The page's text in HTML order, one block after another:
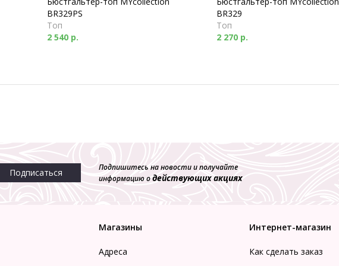
BR329PS
Топ
2 540 р.
BR329
Топ
2 270 р.
Подписаться
Подпишитесь на новости и получайте
информацию одействующих акциях
Магазины
Адреса
Интернет-магазин
Как сделать заказ